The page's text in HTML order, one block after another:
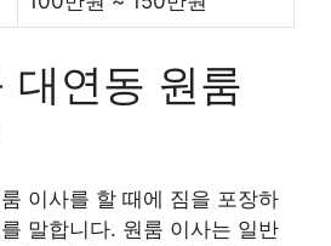
대연동 원룸
이사를 할 때에 짐을 포장하
말합니다. 원룸 이사는 일반